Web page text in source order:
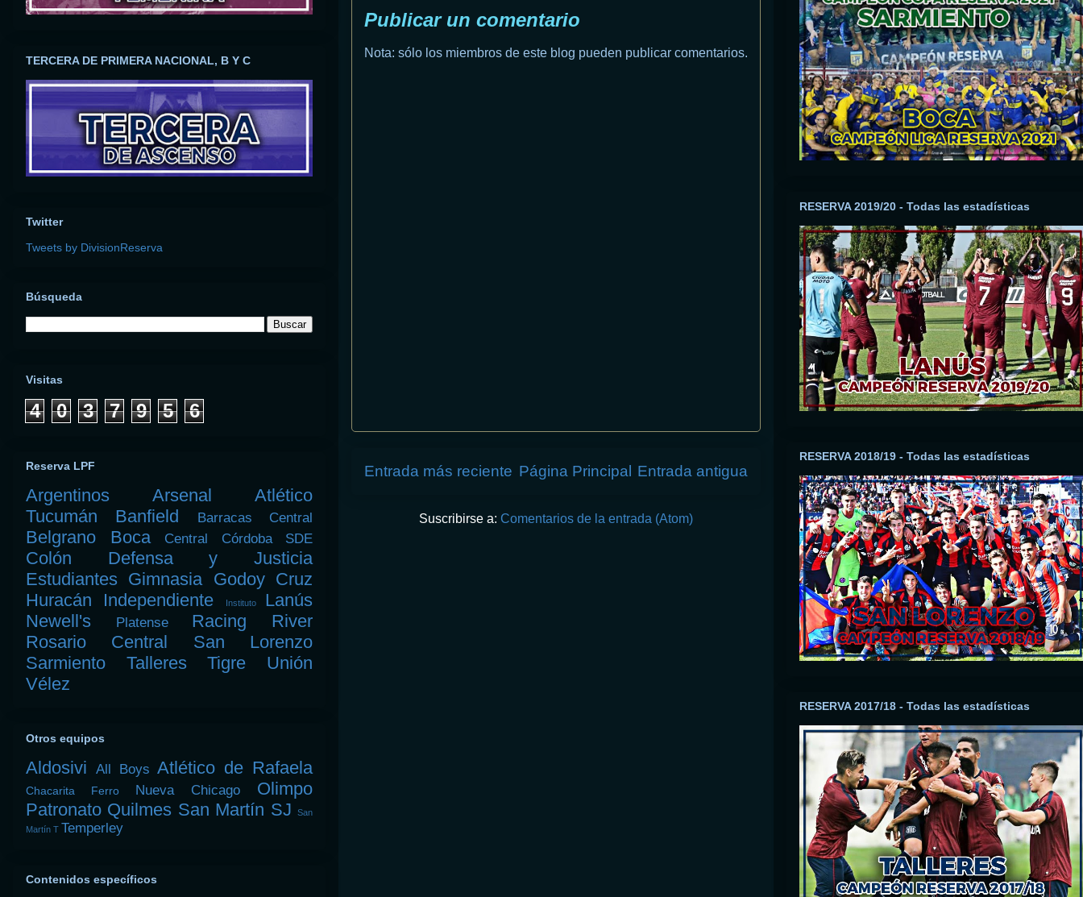
Publicar un comentario
Nota: sólo los miembros de este blog pueden publicar comentarios.
Entrada más reciente Entrada antigua
Página Principal
Suscribirse a: Comentarios de la entrada (Atom)
TERCERA DE PRIMERA NACIONAL, B Y C
Twitter
Tweets by DivisionReserva
Búsqueda
Visitas
4 0 3 7 9 5 6
Reserva LPF
Argentinos Arsenal
Atlético
Tucumán
Banfield Barracas Central
Belgrano Boca Central Córdoba SDE
Colón
Defensa y Justicia
Estudiantes Gimnasia Godoy Cruz
Huracán
Independiente Instituto
Lanús
Newell's
Platense Racing
River
Rosario Central
San Lorenzo
Sarmiento
Talleres Tigre
Unión
Vélez
Otros equipos
Aldosivi All Boys Atlético de Rafaela
Chacarita Ferro Nueva Chicago
Olimpo
Patronato Quilmes San Martín SJ
San
Martín T Temperley
Contenidos específicos
RESERVA 2019/20 - Todas las estadísticas
RESERVA 2018/19 - Todas las estadísticas
RESERVA 2017/18 - Todas las estadísticas